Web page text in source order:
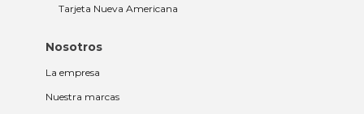
Tarjeta Nueva Americana
Nosotros
La empresa
Nuestra marcas